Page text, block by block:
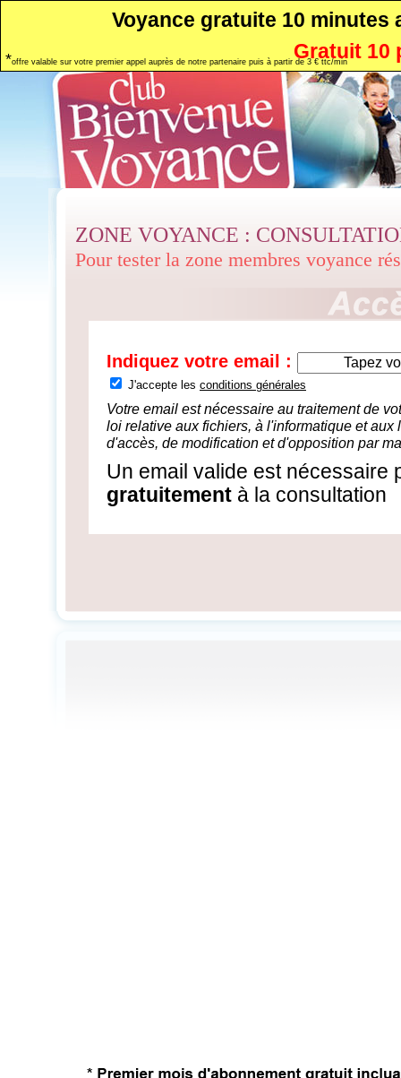
Voyance gratuite 10 minutes
Gratuit 10
*offre valable sur votre premier appel auprès de notre partenaire puis à partir de 3 € ttc/min
ZONE VOYANCE :
Pour tester la zone membres voyance
Indiquez votre email :
J'accepte les conditions générales
Votre email est nécessaire au traitement de
loi relative aux fichiers, à l'informatique et
d'accès, de modification et d'opposition par
Un email valide est nécessaire
gratuitement à la consultation